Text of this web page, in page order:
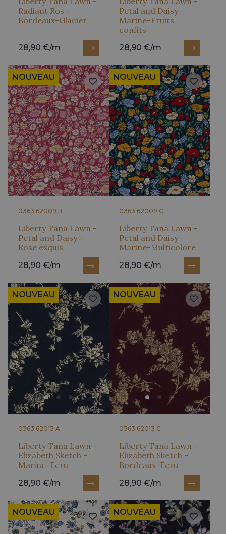
Radiant Ros -
Bordeaux-Glacier
28,90 €/m
Petal and Daisy -
Marine-Fruits
confits
28,90 €/m
NOUVEAU
0363 62009 B
Liberty Tana Lawn -
Petal and Daisy -
Rose exquis
28,90 €/m
NOUVEAU
0363 62009 C
Liberty Tana Lawn -
Petal and Daisy -
Marine-Multicolore
28,90 €/m
NOUVEAU
0363 62013 A
Liberty Tana Lawn -
Elizabeth Sketch -
Marine-Ecru
28,90 €/m
NOUVEAU
0363 62013 C
Liberty Tana Lawn -
Elizabeth Sketch -
Bordeaux-Ecru
28,90 €/m
NOUVEAU NOUVEAU